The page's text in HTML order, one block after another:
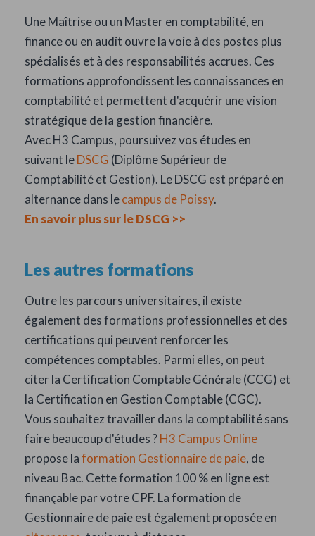
Une Maîtrise ou un Master en comptabilité, en
finance ou en audit ouvre la voie à des postes plus
spécialisés et à des responsabilités accrues. Ces
formations approfondissent les connaissances en
comptabilité et permettent d'acquérir une vision
stratégique de la gestion financière.
Avec H3 Campus, poursuivez vos études en
suivant leDSCG (Diplôme Supérieur de
Comptabilité et Gestion). Le DSCG est préparé en
alternance dans lecampus de Poissy.
En savoir plus sur le DSCG >>
Les autres formations
Outre les parcours universitaires, il existe
également des formations professionnelles et des
certifications qui peuvent renforcer les
compétences comptables. Parmi elles, on peut
citer la Certification Comptable Générale (CCG) et
la Certification en Gestion Comptable (CGC).
Vous souhaitez travailler dans la comptabilité sans
faire beaucoup d'études ?H3 Campus Online
propose laformation Gestionnaire de paie, de
niveau Bac. Cette formation 100 % en ligne est
finançable par votre CPF. La formation de
Gestionnaire de paie est également proposée en